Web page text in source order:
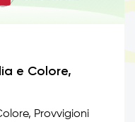
e Colore,
Provvigioni